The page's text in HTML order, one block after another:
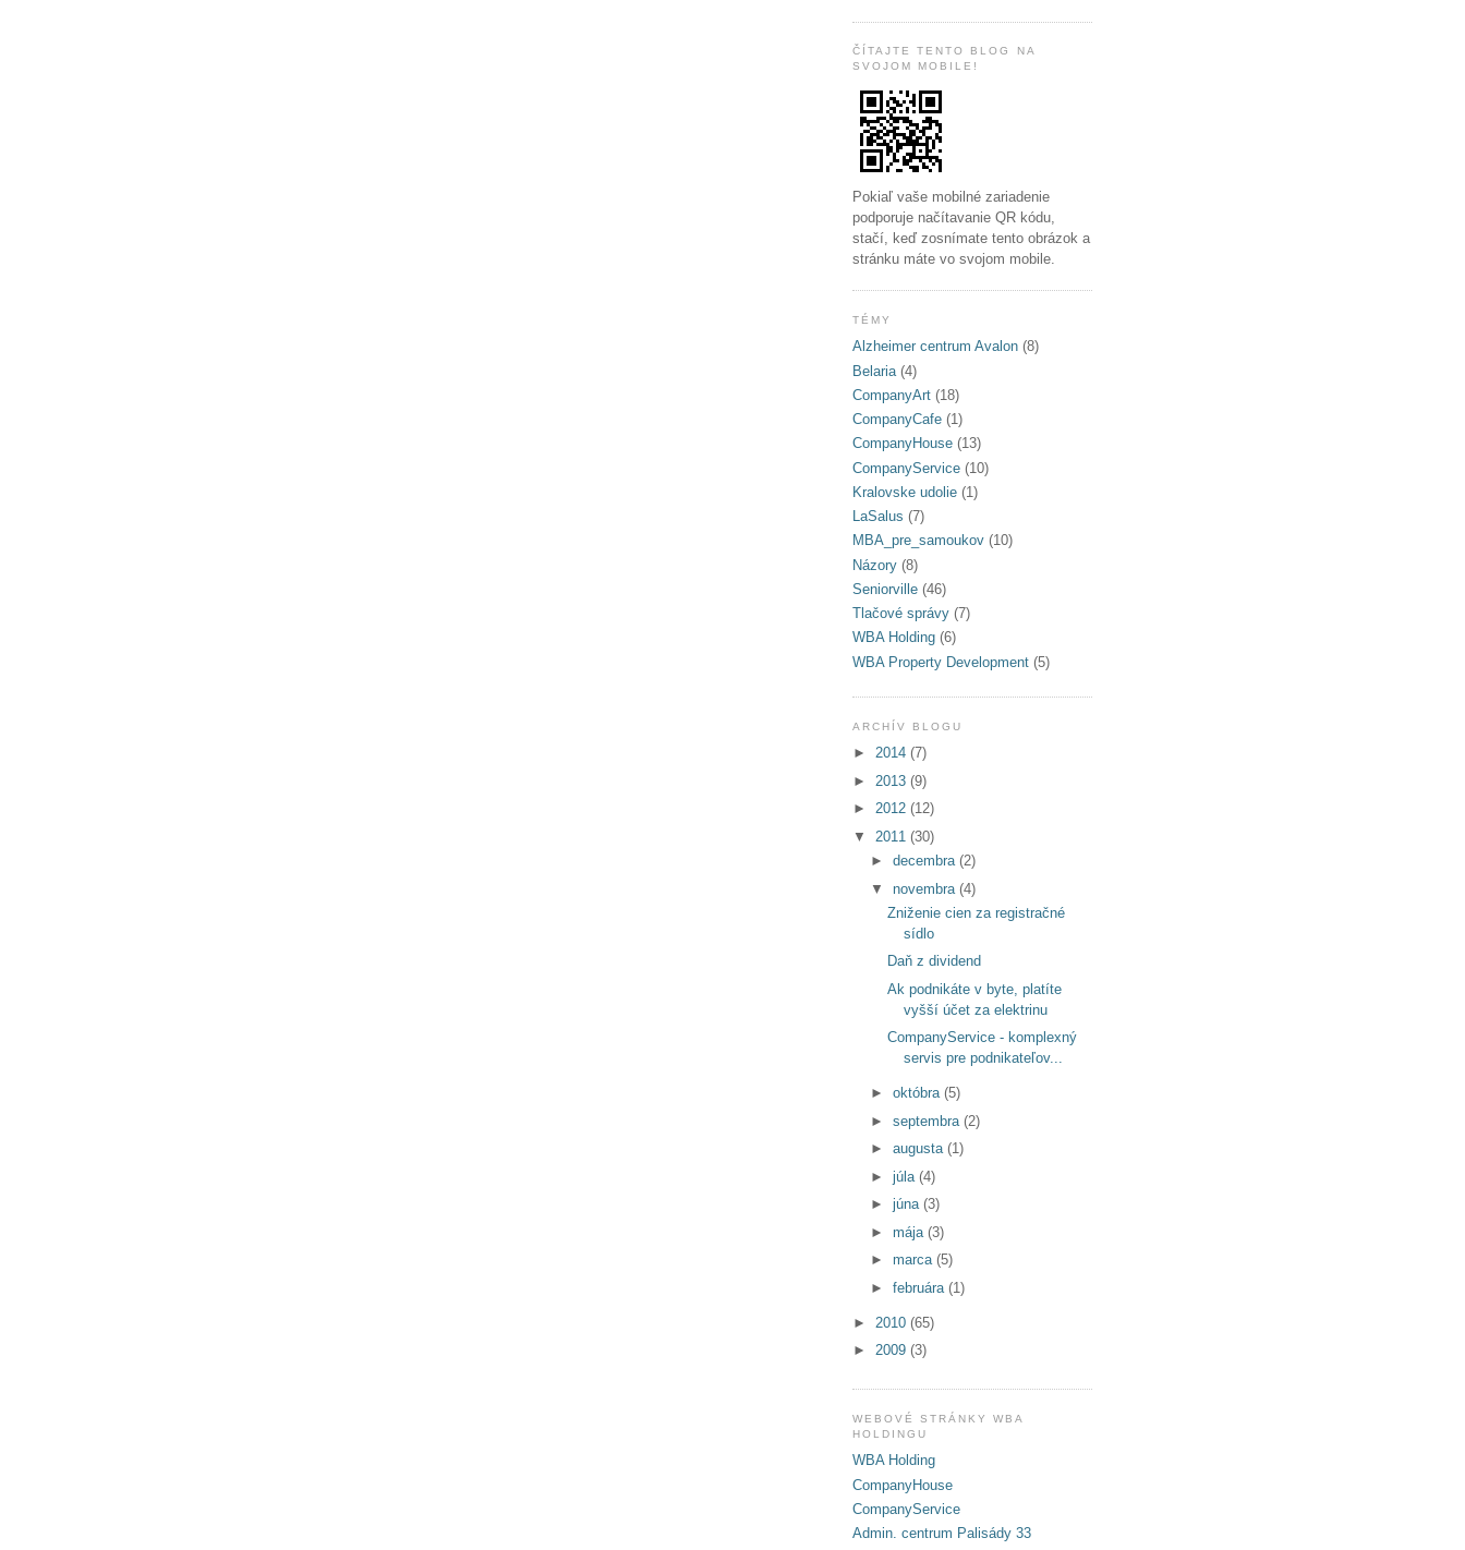
ČÍTAJTE TENTO BLOG NA
SVOJOM MOBILE!
Pokiaľ vaše mobilné zariadenie
podporuje načítavanie QR kódu,
stačí, keď zosnímate tento obrázok a
stránku máte vo svojom mobile.
TÉMY
Alzheimer centrum Avalon (8)
Belaria (4)
CompanyArt (18)
CompanyCafe (1)
CompanyHouse (13)
CompanyService (10)
Kralovske udolie (1)
LaSalus (7)
MBA_pre_samoukov (10)
Názory (8)
Seniorville (46)
Tlačové správy (7)
WBA Holding (6)
WBA Property Development (5)
ARCHÍV BLOGU
► 2014 (7)
► 2013 (9)
► 2012 (12)
▼ 2011 (30)
► decembra (2)
▼ novembra (4)
Zniženie cien za registračné
sídlo
Daň z dividend
Ak podnikáte v byte, platíte
vyšší účet za elektrinu
CompanyService - komplexný
servis pre podnikateľov...
► októbra (5)
► septembra (2)
► augusta (1)
► júla (4)
► júna (3)
► mája (3)
► marca (5)
► februára (1)
► 2010 (65)
► 2009 (3)
WEBOVÉ STRÁNKY WBA
HOLDINGU
WBA Holding
CompanyHouse
CompanyService
Admin. centrum Palisády 33